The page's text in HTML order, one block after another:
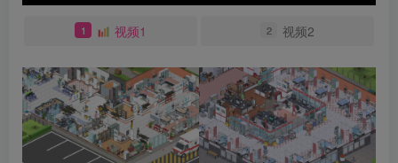
1 视频1 2 视频2